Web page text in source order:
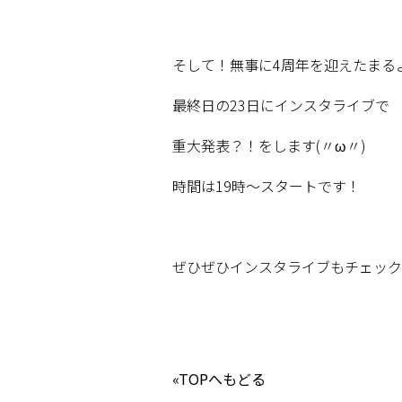
そして！無事に4周年を迎えたまる
最終日の23日にインスタライブで
重大発表？！をします(〃ω〃)
時間は19時〜スタートです！
ぜひぜひインスタライブもチェッ
«TOPへもどる